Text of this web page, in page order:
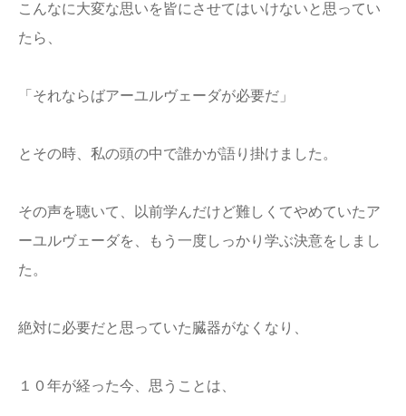
こんなに大変な思いを皆にさせてはいけないと思ってい
たら、
「それならばアーユルヴェーダが必要だ」
とその時、私の頭の中で誰かが語り掛けました。
その声を聴いて、以前学んだけど難しくてやめていたア
ーユルヴェーダを、もう一度しっかり学ぶ決意をしまし
た。
絶対に必要だと思っていた臓器がなくなり、
１０年が経った今、思うことは、